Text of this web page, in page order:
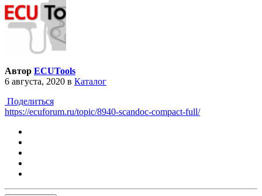
Автор ECUTools
6 августа, 2020 в Каталог
Поделиться
https://ecuforum.ru/topic/8940-scandoc-compact-full/